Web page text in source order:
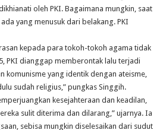
oleh PKI. Bagaimana mungkin, saat
yang menusuk dari belakang. PKI
kepada para tokoh-tokoh agama tidak
PKI dianggap memberontak lalu terjadi
komunisme yang identik dengan ateisme,
sudah religius,” pungkas Singgih.
kesejahteraan dan keadilan,
sulit diterima dan dilarang,” ujarnya. Ia
sebisa mungkin diselesaikan dari sudut